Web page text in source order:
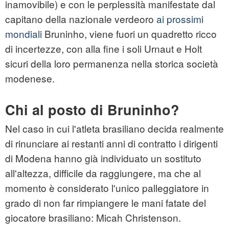
inamovibile) e con le perplessità manifestate dal
capitano della nazionale verdeoro ai prossimi
mondiali Bruninho, viene fuori un quadretto ricco
di incertezze, con alla fine i soli Urnaut e Holt
sicuri della loro permanenza nella storica società
modenese.
Chi al posto di Bruninho?
Nel caso in cui l'atleta brasiliano decida realmente
di rinunciare ai restanti anni di contratto i dirigenti
di Modena hanno già individuato un sostituto
all'altezza, difficile da raggiungere, ma che al
momento è considerato l'unico palleggiatore in
grado di non far rimpiangere le mani fatate del
giocatore brasiliano: Micah Christenson.